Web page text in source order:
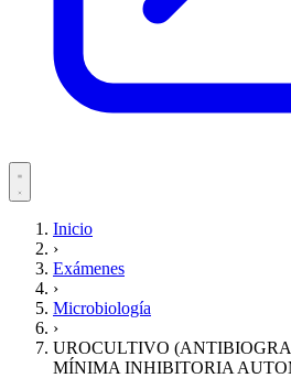
Servicios
Inicio
›
Exámenes
›
Microbiología
›
UROCULTIVO
MÍNIMA INHIBITORIA